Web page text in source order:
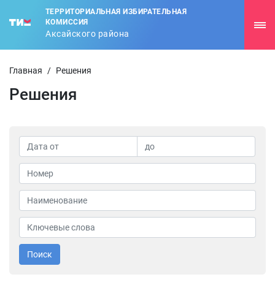
ТЕРРИТОРИАЛЬНАЯ ИЗБИРАТЕЛЬНАЯ
КОМИССИЯ
Аксайского района
Главная / Решения
Решения
Поиск